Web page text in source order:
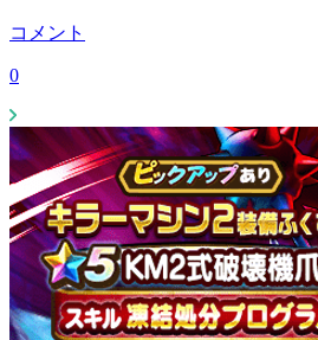
コメント
0